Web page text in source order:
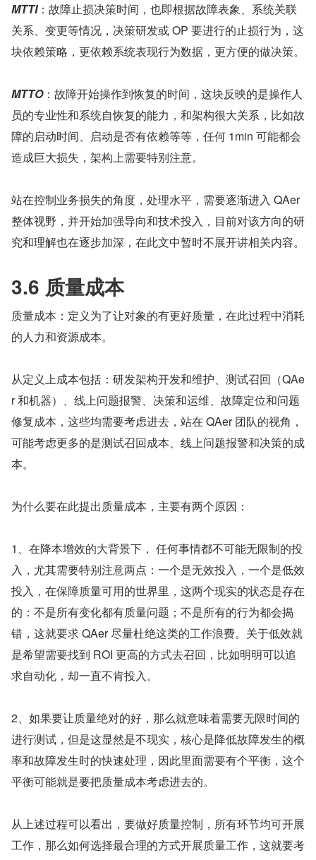
MTTI：故障止损决策时间，也即根据故障表象、系统关联
关系、变更等情况，决策研发或 OP 要进行的止损行为，这
块依赖策略，更依赖系统表现行为数据，更方便的做决策。
MTTO：故障开始操作到恢复的时间，这块反映的是操作人
员的专业性和系统自恢复的能力，和架构很大关系，比如故
障的启动时间、启动是否有依赖等等，任何 1min 可能都会
造成巨大损失，架构上需要特别注意。
站在控制业务损失的角度，处理水平，需要逐渐进入 QAer
整体视野，并开始加强导向和技术投入，目前对该方向的研
究和理解也在逐步加深，在此文中暂时不展开讲相关内容。
3.6 质量成本
质量成本：定义为了让对象的有更好质量，在此过程中消耗
的人力和资源成本。
从定义上成本包括：研发架构开发和维护、测试召回（QAe
r 和机器）、线上问题报警、决策和运维、故障定位和问题
修复成本，这些均需要考虑进去，站在 QAer 团队的视角，
可能考虑更多的是测试召回成本、线上问题报警和决策的成
本。
为什么要在此提出质量成本，主要有两个原因：
1、在降本增效的大背景下， 任何事情都不可能无限制的投
入，尤其需要特别注意两点：一个是无效投入，一个是低效
投入，在保障质量可用的世界里，这两个现实的状态是存在
的：不是所有变化都有质量问题；不是所有的行为都会揭
错，这就要求 QAer 尽量杜绝这类的工作浪费。关于低效就
是希望需要找到 ROI 更高的方式去召回，比如明明可以追
求自动化，却一直不肯投入。
2、如果要让质量绝对的好，那么就意味着需要无限时间的
进行测试，但是这显然是不现实，核心是降低故障发生的概
率和故障发生时的快速处理，因此里面需要有个平衡，这个
平衡可能就是要把质量成本考虑进去的。
从上述过程可以看出，要做好质量控制，所有环节均可开展
工作，那么如何选择最合理的方式开展质量工作，这就要考